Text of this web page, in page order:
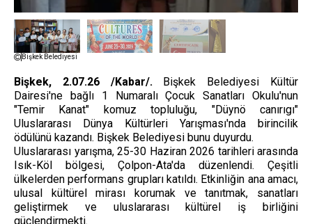
Bişkek Belediyesi
Bişkek, 2.07.26 /Kabar/.
Bişkek Belediyesi Kültür
Dairesi'ne bağlı 1 Numaralı Çocuk Sanatları Okulu'nun
"Temir Kanat" komuz topluluğu, "Düynö canırıgı"
Uluslararası Dünya Kültürleri Yarışması'nda birincilik
ödülünü kazandı. Bişkek Belediyesi bunu duyurdu.
Uluslararası yarışma, 25-30 Haziran 2026 tarihleri ​​arasında
Isık-Köl bölgesi, Çolpon-Ata'da düzenlendi. Çeşitli
ülkelerden performans grupları katıldı. Etkinliğin ana amacı,
ulusal kültürel mirası korumak ve tanıtmak, sanatları
geliştirmek ve uluslararası kültürel iş birliğini
güçlendirmekti.